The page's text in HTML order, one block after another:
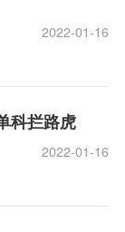
2022-01-16
科拦路虎
2022-01-16